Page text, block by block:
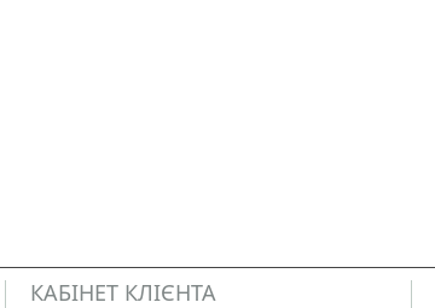
КАБІНЕТ КЛІЄНТА